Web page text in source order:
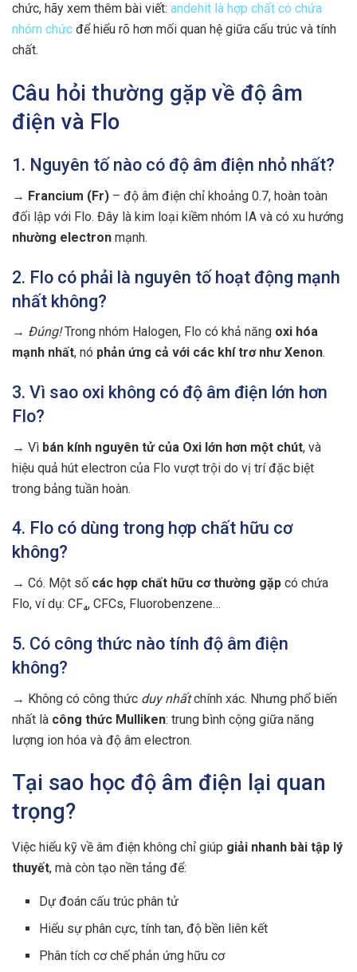
chức, hãy xem thêm bài viết: andehit là hợp chất có chứa
nhóm chức để hiểu rõ hơn mối quan hệ giữa cấu trúc và tính
chất.
Câu hỏi thường gặp về độ âm
điện và Flo
1. Nguyên tố nào có độ âm điện nhỏ nhất?
→ Francium (Fr) – độ âm điện chỉ khoảng 0.7, hoàn toàn
đối lập với Flo. Đây là kim loại kiềm nhóm IA và có xu hướng
nhường electron mạnh.
2. Flo có phải là nguyên tố hoạt động mạnh
nhất không?
→ Đúng!Trong nhóm Halogen, Flo có khả năng oxi hóa
mạnh nhất, nó phản ứng cả với các khí trơ như Xenon.
3. Vì sao oxi không có độ âm điện lớn hơn
Flo?
→ Vì bán kính nguyên tử của Oxi lớn hơn một chút, và
hiệu quả hút electron của Flo vượt trội do vị trí đặc biệt
trong bảng tuần hoàn.
4. Flo có dùng trong hợp chất hữu cơ
không?
→ Có. Một số các hợp chất hữu cơ thường gặp có chứa
Flo, ví dụ: CF₄, CFCs, Fluorobenzene…
5. Có công thức nào tính độ âm điện
không?
→ Không có công thức duy nhấtchính xác. Nhưng phổ biến
nhất là công thức Mulliken: trung bình cộng giữa năng
lượng ion hóa và độ âm electron.
Tại sao học độ âm điện lại quan
trọng?
Việc hiểu kỹ về âm điện không chỉ giúp giải nhanh bài tập lý
thuyết, mà còn tạo nền tảng để:
Dự đoán cấu trúc phân tử
Hiểu sự phân cực, tính tan, độ bền liên kết
Phân tích cơ chế phản ứng hữu cơ